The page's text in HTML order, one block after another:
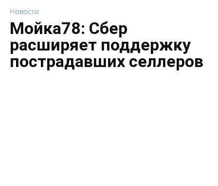
Новости
Мойка78: Сбер
расширяет поддержку
пострадавших селлеров